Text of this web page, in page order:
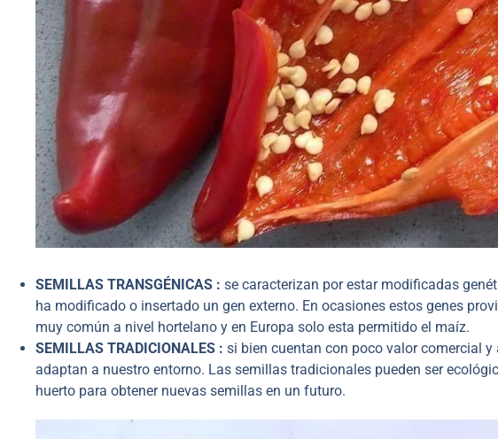
SEMILLAS TRANSGÉNICAS : se caracterizan por estar modificadas
ha modificado o insertado un gen externo. En ocasiones estos genes
muy común a nivel hortelano y en Europa solo esta permitido el maíz.
SEMILLAS TRADICIONALES : si bien cuentan con poco valor comercial
adaptan a nuestro entorno. Las semillas tradicionales pueden ser
huerto para obtener nuevas semillas en un futuro.